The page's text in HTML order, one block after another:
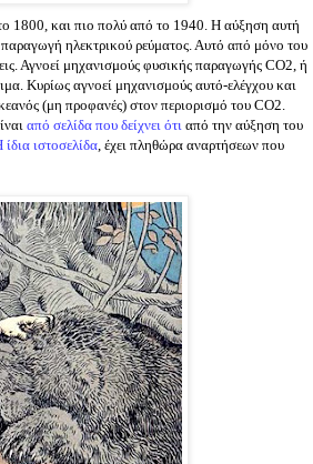
1800, και πιο πολύ από το 1940. Η αύξηση αυτή
ηλεκτρικού ρεύματος. Αυτό από μόνο του
Αγνοεί μηχανισμούς φυσικής παραγωγής CO2, ή
Κυρίως αγνοεί μηχανισμούς αυτό-ελέγχου και
(μη προφανές) στον περιορισμό του CO2.
από σελίδα που δείχνει ότι από την αύξηση του
ίδια ιστοσελίδα , έχει πληθώρα αναρτήσεων που